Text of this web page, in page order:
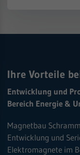
Ihre Vorteile
Entwicklung und
Bereich Energie &
Magnetbau
Entwicklung und
Elektromagnete im